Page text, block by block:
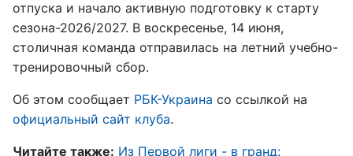
отпуска и начало активную подготовку к старту
сезона-2026/2027. В воскресенье, 14 июня,
столичная команда отправилась на летний учебно-
тренировочный сбор.
Об этом сообщает РБК-Украина со ссылкой на
официальный сайт клуба.
Читайте также: Из Первой лиги - в гранд: